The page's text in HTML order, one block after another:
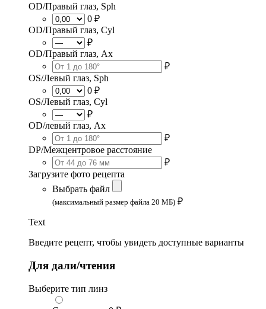
OD/Правый глаз, Sph
0 ₽
OD/Правый глаз, Cyl
₽
OD/Правый глаз, Ax
₽
OS/Левый глаз, Sph
0 ₽
OS/Левый глаз, Cyl
₽
OD/левый глаз, Ax
₽
DP/Межцентровое расстояние
₽
Загрузите фото рецепта
Выбрать файл
(максимальный размер файла 20 МБ) ₽
Text
Введите рецепт, чтобы увидеть доступные варианты
Для дали/чтения
Выберите тип линз